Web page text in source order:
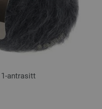
antrasitt